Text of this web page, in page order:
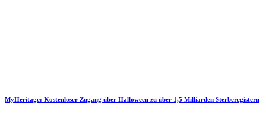
MyHeritage: Kostenloser Zugang über Halloween zu über 1,5 Milliarden Sterberegistern